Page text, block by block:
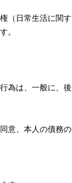
（日常生活に関す
。
為は、一般に、後
意、本人の債務の